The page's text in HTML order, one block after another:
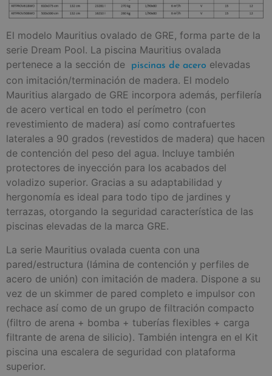
El modelo Mauritius ovalado de GRE, forma parte de la
serie Dream Pool. La piscina Mauritius ovalada
pertenece a la sección de
piscinas de acero elevadas
con imitación/terminación de madera. El modelo
Mauritius alargado de GRE incorpora además, perfilería
de acero vertical en todo el perímetro (con
revestimiento de madera) así como contrafuertes
laterales a 90 grados (revestidos de madera) que hacen
de contención del peso del agua. Incluye también
protectores de inyección para los acabados del
voladizo superior. Gracias a su adaptabilidad y
hergonomía es ideal para todo tipo de jardines y
terrazas, otorgando la seguridad característica de las
piscinas elevadas de la marca GRE.
La serie Mauritius ovalada cuenta con una
pared/estructura (lámina de contención y perfiles de
acero de unión) con imitación de madera. Dispone a su
vez de un skimmer de pared completo e impulsor con
rechace así como de un grupo de filtración compacto
(filtro de arena + bomba + tuberías flexibles + carga
filtrante de arena de silicio). También intengra en el Kit
piscina una escalera de seguridad con plataforma
superior.